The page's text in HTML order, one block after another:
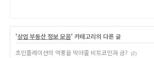
'상업 부동산 정보 모음' 카테고리의 다른 글
초인플레이션의 역풍을 막아줄 비트코인과 금?
(2)